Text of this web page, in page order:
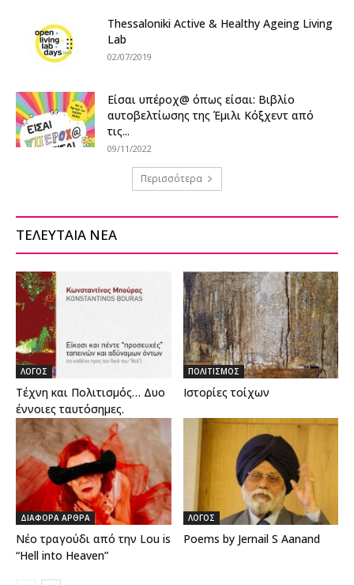
Thessaloniki Active & Healthy Ageing Living
Lab
02/07/2019
Είσαι υπέροχ@ όπως είσαι: Βιβλίο
αυτοβελτίωσης της Έμιλι Κόξχεντ από
τις...
09/11/2022
Περισσότερα
ΤΕΛΕΥΤΑΙΑ ΝΕΑ
ΛΟΓΟΣ
Τέχνη και Πολιτισμός… Δυο
έννοιες ταυτόσημες.
ΠΟΛΙΤΙΣΜΟΣ
Ιστορίες τοίχων
ΔΙΑΦΟΡΑ ΑΡΘΡΑ
Νέο τραγούδι από την Lou is
“Hell into Heaven”
ΛΟΓΟΣ
Poems by Jernail S Aanand